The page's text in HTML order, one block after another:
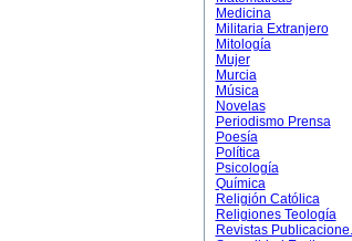
Medicina
Militaria Extranjero
Mitología
Mujer
Murcia
Música
Novelas
Periodismo Prensa
Poesía
Política
Psicología
Química
Religión Católica
Religiones Teología
Revistas